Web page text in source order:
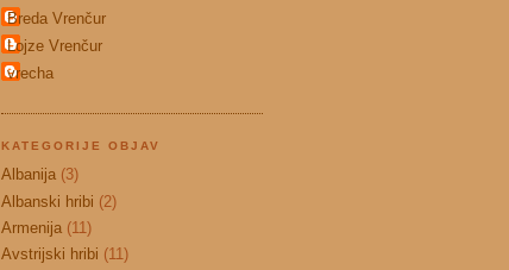
Breda Vrenčur
Lojze Vrenčur
vrecha
KATEGORIJE OBJAV
Albanija (3)
Albanski hribi (2)
Armenija (11)
Avstrijski hribi (11)